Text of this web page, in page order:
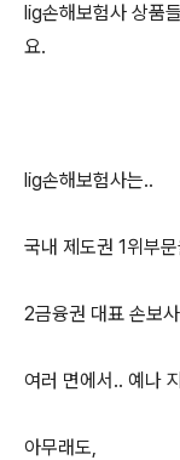
lig손해보험사 상품
요.
lig손해보험사는..
국내 제도권 1위부
2금융권 대표 손보
여러 면에서.. 예나
아무래도,